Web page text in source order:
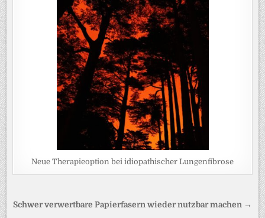
Neue Therapieoption bei idiopathischer Lungenfibrose
Beitragsnavigation
Schwer verwertbare Papierfasern wieder nutzbar machen →